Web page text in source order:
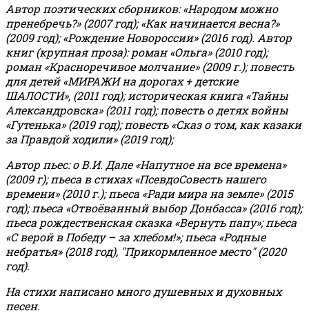
Автор поэтических сборников: «Народом можно
пренебречь?» (2007 год); «Как начинается весна?»
(2009 год); «Рождение Новороссии» (2016 год). Автор
книг (крупная проза): роман «Ольга» (2010 год);
роман «Красноречивое молчание» (2009 г.); повесть
для детей «МИРАЖИ на дорогах + детские
ШАЛОСТИ», (2011 год); историческая книга «Тайны
Александровска» (2011 год); повесть о детях войны
«Гутенька» (2019 год); повесть «Сказ о том, как казаки
за Правдой ходили» (2019 год);
Автор пьес: о В.И. Дале «Напутное на все времена»
(2009 г); пьеса в стихах «ПсевдоСовесть нашего
времени» (2010 г.); пьеса «Ради мира на земле» (2015
год); пьеса «Отвоёванный выбор Донбасса» (2016 год);
пьеса рождественская сказка «Вернуть папу»; пьеса
«С верой в Победу – за хлебом!»;пьеса «Родные
небратья» (2018 год), "Прикормленное место" (2020
год).
На стихи написано много душевных и духовных
песен.